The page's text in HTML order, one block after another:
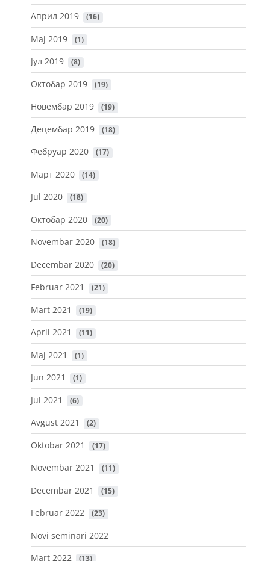
Април 2019 (16)
Мај 2019 (1)
Јул 2019 (8)
Октобар 2019 (19)
Новембар 2019 (19)
Децембар 2019 (18)
Фебруар 2020 (17)
Март 2020 (14)
Jul 2020 (18)
Октобар 2020 (20)
Novembar 2020 (18)
Decembar 2020 (20)
Februar 2021 (21)
Mart 2021 (19)
April 2021 (11)
Maj 2021 (1)
Jun 2021 (1)
Jul 2021 (6)
Avgust 2021 (2)
Oktobar 2021 (17)
Novembar 2021 (11)
Decembar 2021 (15)
Februar 2022 (23)
Novi seminari 2022
Mart 2022
(13)